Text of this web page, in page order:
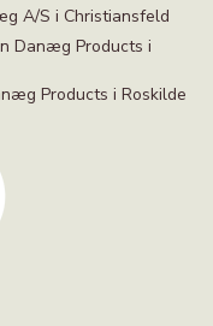
A/S i Christiansfeld
Danæg Products i
Products i Roskilde